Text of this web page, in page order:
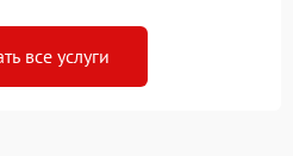
все услуги